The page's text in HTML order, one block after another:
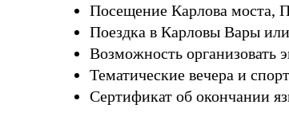
Посещение Карлова моста,
Поездка в Карловы Вары
Возможность организовать
Тематические вечера и
Сертификат об окончании